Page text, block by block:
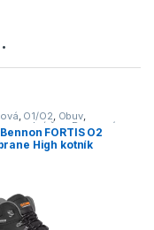
, O1/O2, Obuv,
a volný čas,Pracovní
FORTIS O2
High kotník